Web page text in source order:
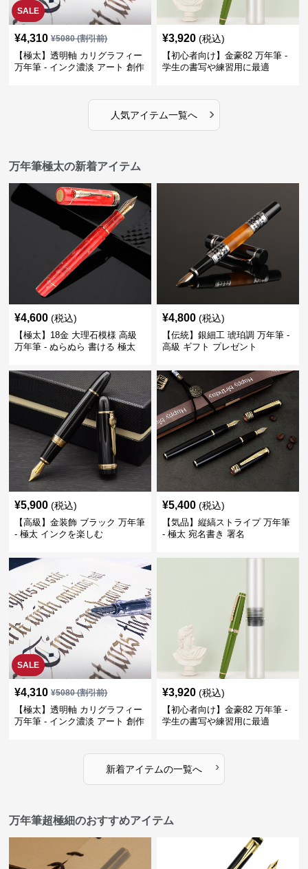
SALE
¥4,310 ¥5080(割引前)
【極太】透明軸 カリグラフィー
万年筆 - インク濃淡 アート 創作
¥3,920 (税込)
【初心者向け】金豪82 万年筆 -
学生の書写や練習用に最適
人気アイテム一覧へ ›
万年筆極太の新着アイテム
¥4,600 (税込)
【極太】18金 大理石模様 高級
万年筆 - ぬらぬら 書ける 極太
¥4,800 (税込)
【伝統】銀細工 琥珀調 万年筆 -
高級 ギフト プレゼント
¥5,900 (税込)
【高級】金装飾 ブラック 万年筆
- 極太 インクを楽しむ
¥5,400 (税込)
【気品】縦縞ストライプ 万年筆
- 極太 宛名書き 署名
SALE
¥4,310 ¥5080(割引前)
【極太】透明軸 カリグラフィー
万年筆 - インク濃淡 アート 創作
¥3,920 (税込)
【初心者向け】金豪82 万年筆 -
学生の書写や練習用に最適
新着アイテムの一覧へ ›
万年筆超極細のおすすめアイテム